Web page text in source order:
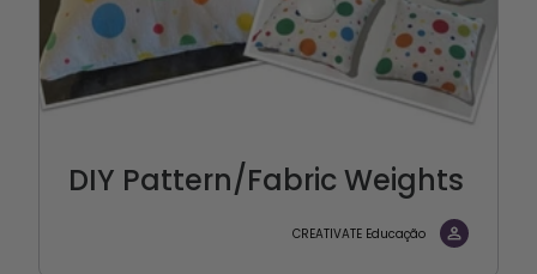
DIY Pattern/Fabric Weights
CREATIVATE Educação